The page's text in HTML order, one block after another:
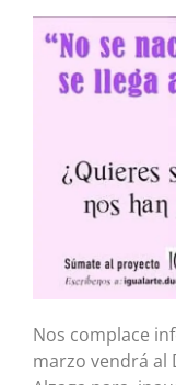
Nos complace
marzo vendrá al